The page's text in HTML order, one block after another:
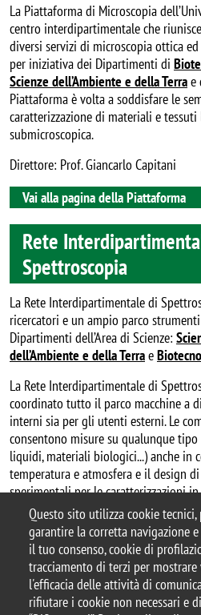
Questo sito utilizza cookie
garantire la corretta navigazione
il tuo consenso, cookie di
tracciamento di terzi per
l'efficacia delle attività di
rifiutare i cookie non necessari e
La Piattaforma di Microscopia
centro interdipartimentale che
diversi servizi di microscopia ottica
per iniziativa dei Dipartimenti di
Scienze dell’Ambiente e della Terrae
Piattaforma è volta a soddisfare le
caratterizzazione di materiali e
submicroscopica.
Direttore: Prof. Giancarlo Capitani
Vai alla pagina della Piattaforma
Rete
Spettroscopia
La Rete Interdipartimentale di
ricercatori e un ampio parco
Dipartimenti dell’Area di Scienze:
dell’Ambiente e della Terrae
La Rete Interdipartimentale di
coordinato tutto il parco macchine a
interni sia per gli utenti esterni. Le
consentono misure su qualunque
liquidi, materiali biologici...) anche in
temperatura e atmosfera e il design
sperimentali per le caratterizzazioni
Vai alla pagina della Rete
© 2025 Università